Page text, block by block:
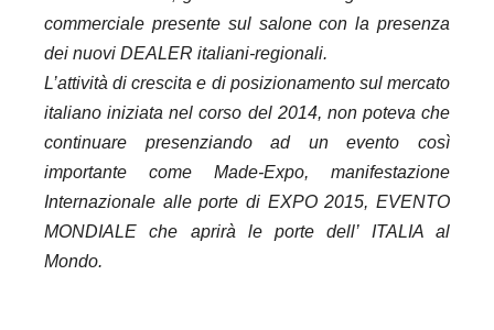
commerciale presente sul salone con la presenza
dei nuovi DEALER italiani-regionali.
L’attività di crescita e di posizionamento sul mercato
italiano iniziata nel corso del 2014, non poteva che
continuare presenziando ad un evento così
importante come Made-Expo, manifestazione
Internazionale alle porte di EXPO 2015, EVENTO
MONDIALE che aprirà le porte dell’ ITALIA al
Mondo.